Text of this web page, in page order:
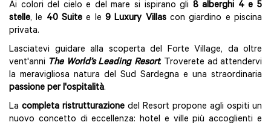
Ai colori del cielo e del mare si ispirano gli 8 alberghi 4 e 5
stelle, le 40 Suite e le9 Luxury Villascon giardino e piscina
privata.
Lasciatevi guidare alla scoperta del Forte Village, da oltre
vent'anni The World’s Leading Resort. Troverete ad attendervi
la meravigliosa natura del Sud Sardegna e una straordinaria
passione per l'ospitalità.
La completa ristrutturazione del Resort propone agli ospiti un
nuovo concetto di eccellenza: hotel e ville più accoglienti e